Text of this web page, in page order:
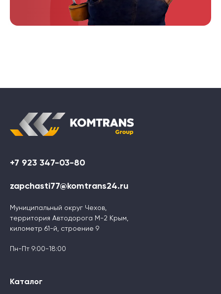
+7 923 347-03-80
zapchasti77@komtrans24.ru
Муниципальный округ Чехов,
территория Автодорога М-2 Крым,
километр 61-й, строение 9
Пн-Пт 9:00-18:00
Каталог